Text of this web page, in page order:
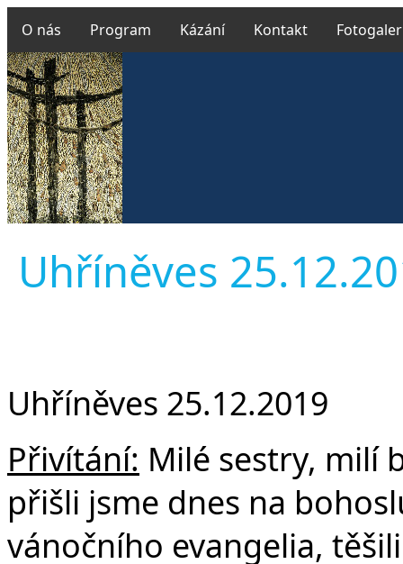
O nás Program Kázání Kontakt
Uhříněves
Uhříněves 25.12.2019
Přivítání: Milé sestry, milí
přišli jsme dnes na
vánočního evangelia,